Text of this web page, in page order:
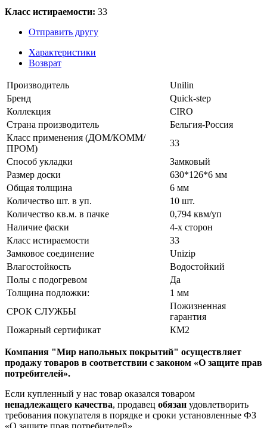
Класс истираемости: 33
Отправить другу
Характеристики
Возврат
Производитель
Unilin
Бренд
Quick-step
Коллекция
CIRO
Страна производитель
Бельгия-Россия
Класс применения (ДОМ/КОММ/
ПРОМ)
33
Способ укладки
Замковый
Размер доски
630*126*6 мм
Общая толщина
6 мм
Количество шт. в уп.
10 шт.
Количество кв.м. в пачке
0,794 квм/уп
Наличие фаски
4-х сторон
Класс истираемости
33
Замковое соединение
Unizip
Влагостойкость
Водостойкий
Полы с подогревом
Да
Толщина подложки:
1 мм
СРОК СЛУЖБЫ
Пожизненная
гарантия
Пожарный сертификат
КМ2
Компания "Мир напольных покрытий" осуществляет
продажу товаров в соответствии с законом «О защите прав
потребителей».
Если купленный у нас товар оказался товаром
ненадлежащего качества, продавец обязан удовлетворить
требования покупателя в порядке и сроки установленные ФЗ
«О защите прав потребителей».